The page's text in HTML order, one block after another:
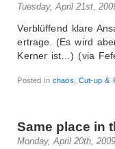
Tuesday, April 21st,
Verblüffend klare
ertrage. (Es wird
Kerner ist…) (via
Posted inchaos ,Cut-up &
Same place in
Monday, April 20th, 2009